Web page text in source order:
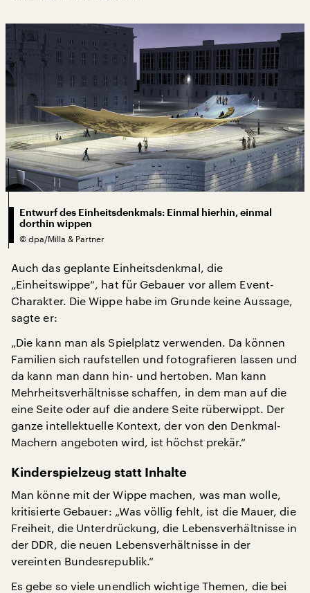
Entwurf des Einheitsdenkmals: Einmal hierhin, einmal
dorthin wippen
© dpa/Milla & Partner
Auch das geplante Einheitsdenkmal, die
„Einheitswippe“, hat für Gebauer vor allem Event-
Charakter. Die Wippe habe im Grunde keine Aussage,
sagte er:
„Die kann man als Spielplatz verwenden. Da können
Familien sich raufstellen und fotografieren lassen und
da kann man dann hin- und hertoben. Man kann
Mehrheitsverhältnisse schaffen, in dem man auf die
eine Seite oder auf die andere Seite rüberwippt. Der
ganze intellektuelle Kontext, der von den Denkmal-
Machern angeboten wird, ist höchst prekär.“
Kinderspielzeug statt Inhalte
Man könne mit der Wippe machen, was man wolle,
kritisierte Gebauer: „Was völlig fehlt, ist die Mauer, die
Freiheit, die Unterdrückung, die Lebensverhältnisse in
der DDR, die neuen Lebensverhältnisse in der
vereinten Bundesrepublik.“
Es gebe so viele unendlich wichtige Themen, die bei